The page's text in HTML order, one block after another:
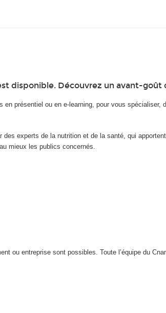
disponible. Découvrez un avant-goût
présentiel ou en e-learning, pour vous
experts de la nutrition et de la santé, qui
mieux les publics concernés.
ou entreprise sont possibles. Toute l’équipe du